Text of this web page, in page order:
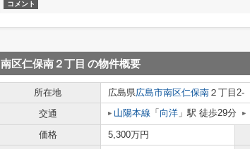
コメント
南区仁保南２丁目 の物件概要
所在地 広島県広島市南区仁保南 ２丁目2-
交通
山陽本線 「 向洋 」駅 徒歩29分
価格 5,300万円